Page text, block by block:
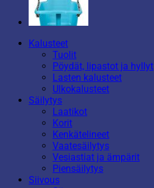
Kalusteet
Tuolit
Pöydät, lipastot ja hyllyt
Lasten kalusteet
Ulkokalusteet
Säilytys
Laatikot
Korit
Kenkätelineet
Vaatesäilytys
Vesiastiat ja ämpärit
Piensäilytys
Siivous